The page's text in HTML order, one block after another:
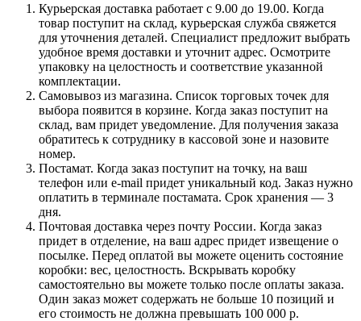
Курьерская доставка работает с 9.00 до 19.00. Когда
товар поступит на склад, курьерская служба свяжется
для уточнения деталей. Специалист предложит выбрать
удобное время доставки и уточнит адрес. Осмотрите
упаковку на целостность и соответствие указанной
комплектации.
Самовывоз из магазина. Список торговых точек для
выбора появится в корзине. Когда заказ поступит на
склад, вам придет уведомление. Для получения заказа
обратитесь к сотруднику в кассовой зоне и назовите
номер.
Постамат. Когда заказ поступит на точку, на ваш
телефон или e-mail придет уникальный код. Заказ нужно
оплатить в терминале постамата. Срок хранения — 3
дня.
Почтовая доставка через почту России. Когда заказ
придет в отделение, на ваш адрес придет извещение о
посылке. Перед оплатой вы можете оценить состояние
коробки: вес, целостность. Вскрывать коробку
самостоятельно вы можете только после оплаты заказа.
Один заказ может содержать не больше 10 позиций и
его стоимость не должна превышать 100 000 р.